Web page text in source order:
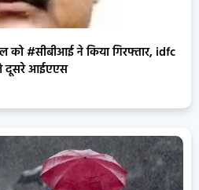
#सीबीआई ने किया गिरफ्तार, idfc
दूसरे आईएएस